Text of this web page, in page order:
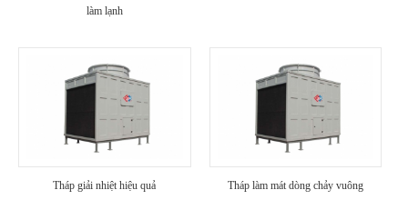
làm lạnh
Tháp giải nhiệt hiệu quả Tháp làm mát dòng chảy vuông